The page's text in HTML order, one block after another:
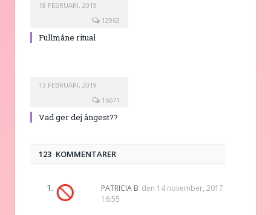
18 FEBRUARI, 2019
12963
Fullmåne ritual
13 FEBRUARI, 2019
16671
Vad ger dej ångest??
123 KOMMENTARER
PATRICIA B den 14 november, 2017
16:55